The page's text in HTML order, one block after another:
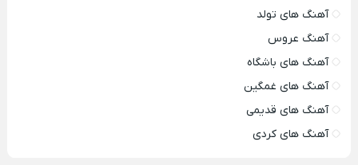
آهنگ های تولد
آهنگ عروس
آهنگ های باشگاه
آهنگ های غمگین
آهنگ های قدیمی
آهنگ های کردی